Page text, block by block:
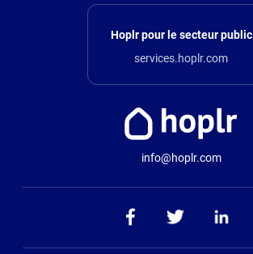
Hoplr pour le secteur public
services.hoplr.com
info@hoplr.com